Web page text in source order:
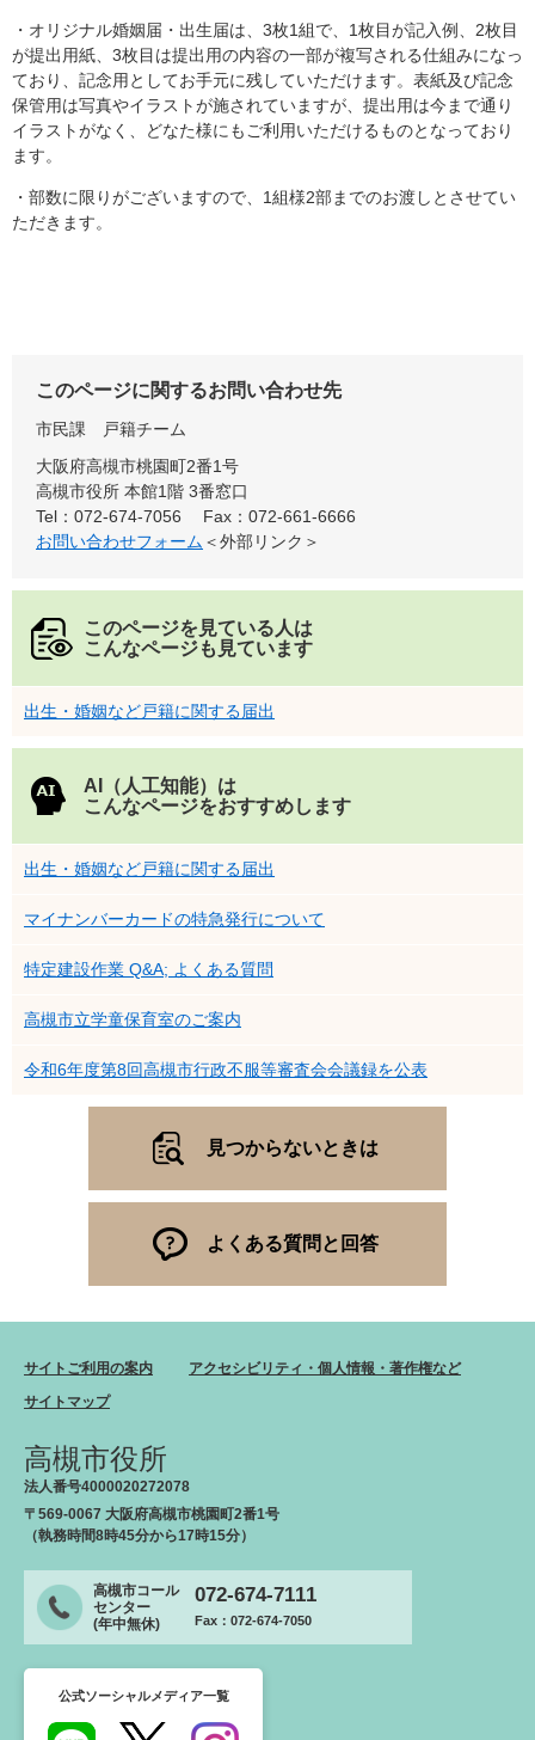
・オリジナル婚姻届・出生届は、3枚1組で、1枚目が記入例、2枚目
が提出用紙、3枚目は提出用の内容の一部が複写される仕組みになっ
ており、記念用としてお手元に残していただけます。表紙及び記念
保管用は写真やイラストが施されていますが、提出用は今まで通り
イラストがなく、どなた様にもご利用いただけるものとなっており
ます。
・部数に限りがございますので、1組様2部までのお渡しとさせてい
ただきます。
このページに関するお問い合わせ先
市民課
戸籍チーム
大阪府高槻市桃園町2番1号
高槻市役所 本館1階 3番窓口
Tel：072-674-7056
Fax：072-661-6666
お問い合わせフォーム ＜外部リンク＞
このページを見ている人は
こんなページも見ています
出生・婚姻など戸籍に関する届出
AI（人工知能）は
こんなページをおすすめします
出生・婚姻など戸籍に関する届出
マイナンバーカードの特急発行について
特定建設作業 Q&A; よくある質問
高槻市立学童保育室のご案内
令和6年度第8回高槻市行政不服等審査会会議録を公表
見つからないときは
よくある質問と回答
サイトご利用の案内
アクセシビリティ・個人情報・著作権など
サイトマップ
高槻市役所
法人番号4000020272078
〒569-0067 大阪府高槻市桃園町2番1号
（執務時間8時45分から17時15分）
高槻市コール
センター
(年中無休)
072-674-7111
Fax：072-674-7050
公式ソーシャルメディア一覧